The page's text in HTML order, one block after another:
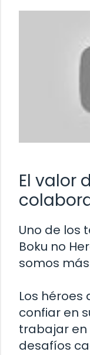
El valor
Uno de los
Boku no
somos
Los héroes
confiar en
trabajar
desafíos